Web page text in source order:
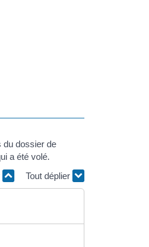
du dossier de
a été volé.
Tout déplier